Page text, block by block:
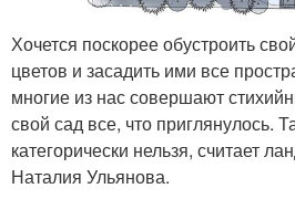
Хочется поскорее обустроить
цветов и засадить ими все
многие из нас совершают
свой сад все, что приглянулось.
категорически нельзя, считает
Наталия Ульянова.